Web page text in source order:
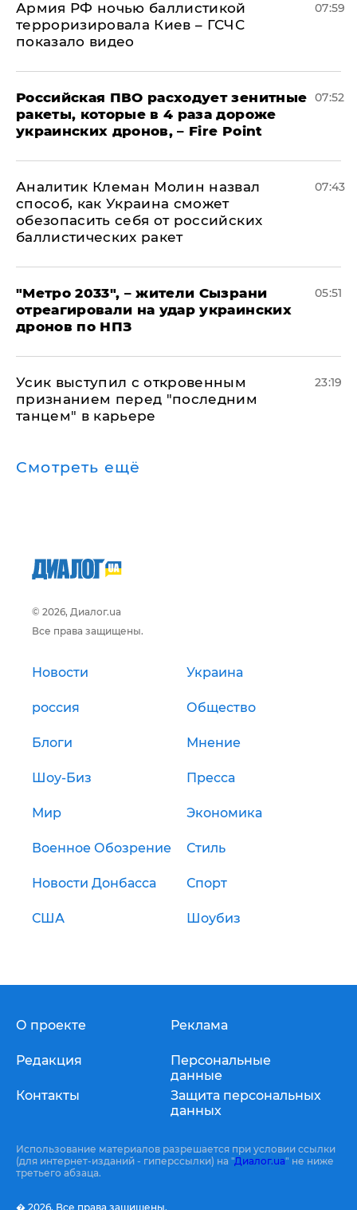
Армия РФ ночью баллистикой
терроризировала Киев – ГСЧС
показало видео
07:59
Российская ПВО расходует зенитные
ракеты, которые в 4 раза дороже
украинских дронов, – Fire Point
07:52
Аналитик Клеман Молин назвал
способ, как Украина сможет
обезопасить себя от российских
баллистических ракет
07:43
"Метро 2033", – жители Сызрани
отреагировали на удар украинских
дронов по НПЗ
05:51
Усик выступил с откровенным
признанием перед "последним
танцем" в карьере
23:19
Смотреть ещё
© 2026, Диалог.ua
Все права защищены.
Новости Украина
россия Общество
Блоги Мнение
Шоу-Биз Пресса
Мир Экономика
Военное Обозрение Стиль
Новости Донбасса Спорт
США Шоубиз
О проекте
Редакция
Контакты
Реклама
Персональные
данные
Защита персональных
данных
Использование материалов разрешается при условии ссылки
(для интернет-изданий - гиперссылки) на "Диалог.ua" не ниже
третьего абзаца.
� 2026, Все права защищены.